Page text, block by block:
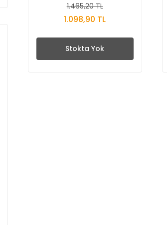
1.465,20 TL
1.098,90 TL
Stokta Yok